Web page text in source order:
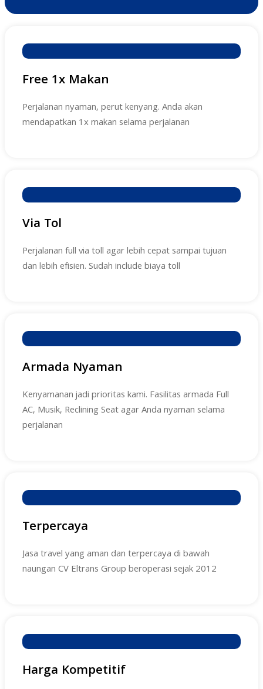
Free 1x Makan
Perjalanan nyaman, perut kenyang. Anda akan
mendapatkan 1x makan selama perjalanan
Via Tol
Perjalanan full via toll agar lebih cepat sampai tujuan
dan lebih efisien. Sudah include biaya toll
Armada Nyaman
Kenyamanan jadi prioritas kami. Fasilitas armada Full
AC, Musik, Reclining Seat agar Anda nyaman selama
perjalanan
Terpercaya
Jasa travel yang aman dan terpercaya di bawah
naungan CV Eltrans Group beroperasi sejak 2012
Harga Kompetitif